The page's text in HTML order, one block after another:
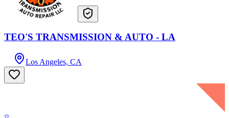
TEO'S TRANSMISSION & AUTO - LA
Los Angeles, CA